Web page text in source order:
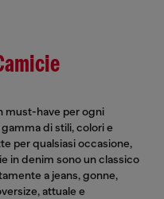
must-have per ogni
di stili, colori e
per qualsiasi occasione,
in denim sono un classico
a jeans, gonne,
attuale e